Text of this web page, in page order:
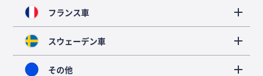
フランス車
スウェーデン車
その他